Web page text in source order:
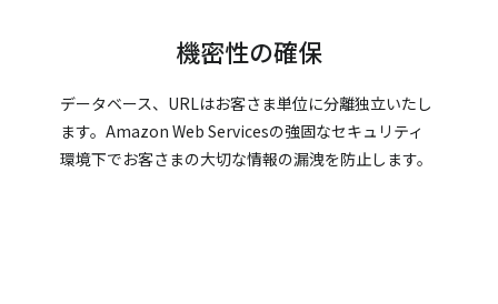
機密性の確保
データベース、URLはお客さま単位に分離独立いたし
ます。Amazon Web Servicesの強固なセキュリティ
環境下でお客さまの大切な情報の漏洩を防止します。